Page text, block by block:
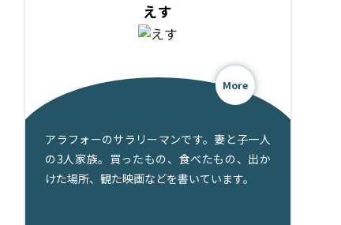
えす
More
アラフォーのサラリーマンです。妻と子一人
の3人家族。買ったもの、食べたもの、出か
けた場所、観た映画などを書いています。